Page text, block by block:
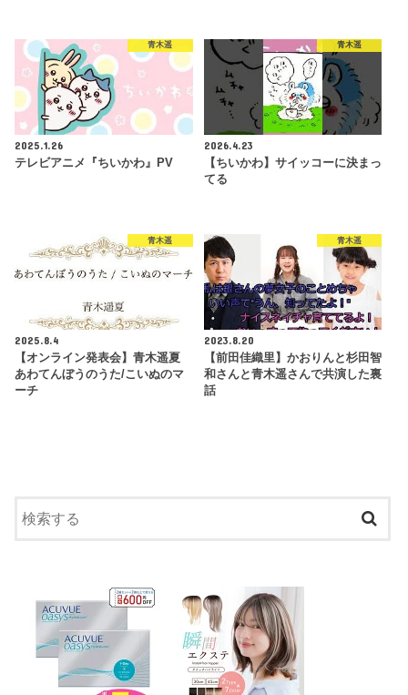
青木遥
2025.1.26
テレビアニメ『ちいかわ』PV
青木遥
2026.4.23
【ちいかわ】サイッコーに決まっ
てる
青木遥
2025.8.4
【オンライン発表会】青木遥夏
あわてんぼうのうた/こいぬのマ
ーチ
青木遥
2023.8.20
【前田佳織里】かおりんと杉田智
和さんと青木遥さんで共演した裏
話